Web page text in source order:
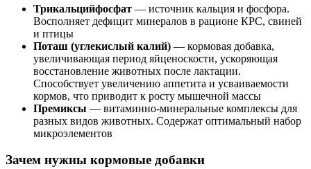
Трикальцийфосфат — источник кальция и фосфора.
Восполняет дефицит минералов в рационе КРС, свиней
и птицы
Поташ (углекислый калий) — кормовая добавка,
увеличивающая период яйценоскости, ускоряющая
восстановление животных после лактации.
Способствует увеличению аппетита и усваиваемости
кормов, что приводит к росту мышечной массы
Премиксы — витаминно-минеральные комплексы для
разных видов животных. Содержат оптимальный набор
микроэлементов
Зачем нужны кормовые добавки